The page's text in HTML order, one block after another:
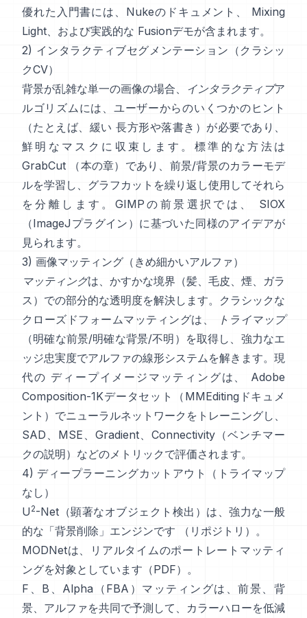
優れた入門書には、 Nukeのドキュメント 、
Mixing
Light、および実践的な Fusionデモが含まれます。
2) インタラクティブセグメンテーション（クラシッ
クCV）
背景が乱雑な単一の画像の場合、 インタラクティブア
ルゴリズムには、ユーザーからのいくつかのヒント
（たとえば、緩い 長方形や落書き）が必要であり、
鮮明なマスクに収束します。標準的な方法は
GrabCut
（本の章）であり、前景/背景のカラーモデ
ルを学習し、グラフカットを繰り返し使用してそれら
を分離します。 GIMPの前景選択 では、
SIOX
（ImageJプラグイン ）に基づいた同様のアイデアが
見られます。
3) 画像マッティング（きめ細かいアルファ）
マッティングは、かすかな境界（髪、毛皮、煙、ガラ
ス）での部分的な透明度を解決します。クラシックな
クローズドフォームマッティングは、
トライマップ
（明確な前景/明確な背景/不明）を取得し、強力なエ
ッジ忠実度でアルファの線形システムを解きます。現
代の ディープイメージマッティングは、
Adobe
Composition-1Kデータセット（ MMEditingドキュメ
ント ）でニューラルネットワークをトレーニングし、
SAD、MSE、Gradient、Connectivity（ベンチマー
クの説明）などのメトリックで評価されます。
4) ディープラーニングカットアウト（トライマップ
なし）
U2-Net （顕著なオブジェクト検出）は、強力な一般
的な「背景削除」エンジンです
（ リポジトリ ）。
MODNetは、リアルタイムのポートレートマッティ
ングを対象としています（PDF）。
F、B、Alpha（FBA）マッティングは、前景、背
景、アルファを共同で予測して、カラーハローを低減